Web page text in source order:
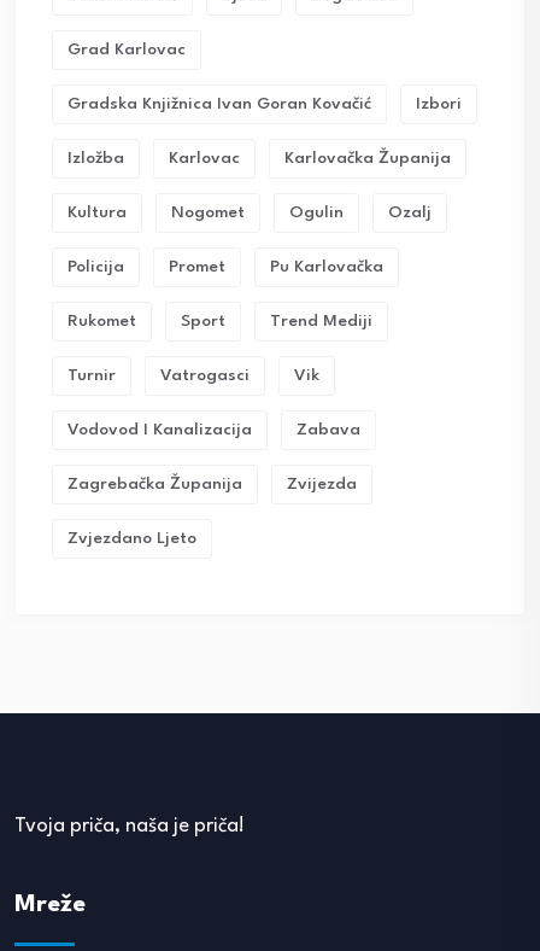
Grad Karlovac
Gradska Knjižnica Ivan Goran Kovačić Izbori
Izložba Karlovac Karlovačka Županija
Kultura Nogomet Ogulin Ozalj
Policija Promet Pu Karlovačka
Rukomet Sport Trend Mediji
Turnir Vatrogasci Vik
Vodovod I Kanalizacija Zabava
Zagrebačka Županija Zvijezda
Zvjezdano Ljeto
Tvoja priča, naša je priča!
Mreže